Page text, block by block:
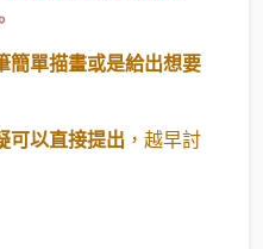
簡單描畫或是給出想要
可以直接提出 ，越早討